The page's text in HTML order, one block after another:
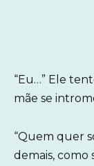
“Eu…” Ele
mãe se
“Quem quer
demais, como